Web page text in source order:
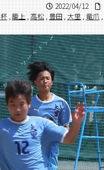
2022/04/12
,籠上 , 高松 , 豊田 , 大里 , 竜爪 ,